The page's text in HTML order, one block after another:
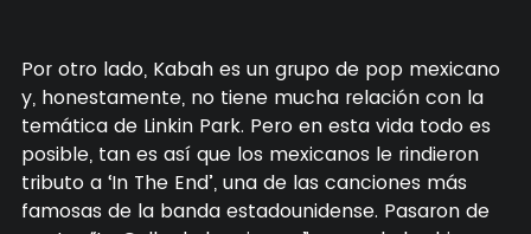
Por otro lado, Kabah es un grupo de pop mexicano
y, honestamente, no tiene mucha relación con la
temática de Linkin Park. Pero en esta vida todo es
posible, tan es así que los mexicanos le rindieron
tributo a ‘In The End’, una de las canciones más
famosas de la banda estadounidense. Pasaron de